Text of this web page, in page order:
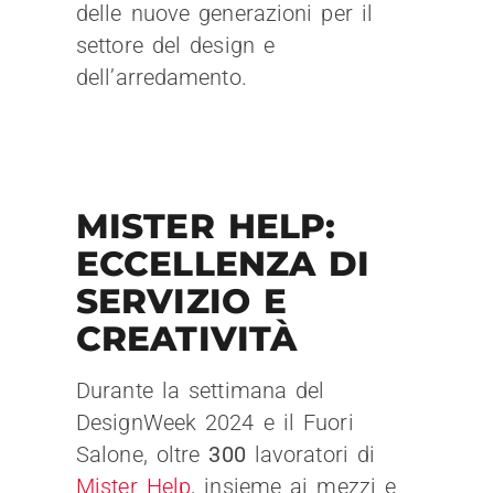
delle nuove generazioni per il
settore del design e
dell’arredamento.
MISTER HELP:
ECCELLENZA DI
SERVIZIO E
CREATIVITÀ
Durante la settimana del
DesignWeek 2024 e il Fuori
Salone, oltre 300 lavoratori di
Mister Help, insieme ai mezzi e